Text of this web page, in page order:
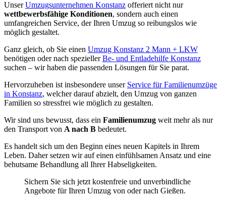
UnserUmzugsunternehmen Konstanz offeriert nicht nur
wettbewerbsfähige Konditionen, sondern auch einen
umfangreichen Service, der Ihren Umzug so reibungslos wie
möglich gestaltet.
Ganz gleich, ob Sie einen Umzug Konstanz 2 Mann + LKW
benötigen oder nach speziellerBe- und Entladehilfe Konstanz
suchen – wir haben die passenden Lösungen für Sie parat.
Hervorzuheben ist insbesondere unser Service für Familienumzüge
in Konstanz, welcher darauf abzielt, den Umzug von ganzen
Familien so stressfrei wie möglich zu gestalten.
Wir sind uns bewusst, dass ein Familienumzug weit mehr als nur
den Transport von A nach B bedeutet.
Es handelt sich um den Beginn eines neuen Kapitels in Ihrem
Leben. Daher setzen wir auf einen einfühlsamen Ansatz und eine
behutsame Behandlung all Ihrer Habseligkeiten.
Sichern Sie sich jetzt kostenfreie und unverbindliche
Angebote für Ihren Umzug von oder nach Gießen.